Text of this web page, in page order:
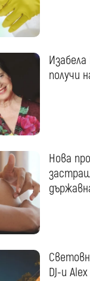
Изабела
получи
Нова
DJ-и